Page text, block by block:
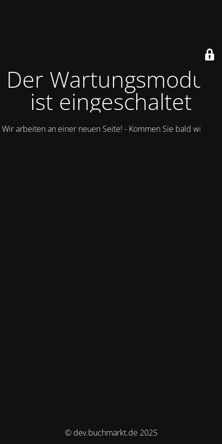
Der Wartungsmodus
ist eingeschaltet
Wir arbeiten an einer neuen Seite! - Kommen Sie bald wieder.
© dev.buchmarkt.de 2025